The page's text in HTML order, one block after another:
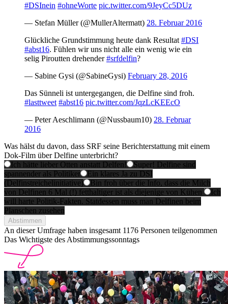
#DSInein #ohneWorte pic.twitter.com/9JeyCc5DUz
— Stefan Müller (@MullerAltermatt) 28. Februar 2016
Glückliche Grundstimmung heute dank Resultat #DSI
#abst16. Fühlen wir uns nicht alle ein wenig wie ein
selig Piroutten drehender#srfdelfin?
— Sabine Gysi (@SabineGysi) February 28, 2016
Das Sünneli ist untergegangen, die Delfine sind froh.
#lasttweet #abst16 pic.twitter.com/JqzLcKEEcO
— Peter Aeschlimann (@Nussbaum10) 28. Februar
2016
Was hälst du davon, dass SRF seine Berichterstattung mit einem
Dok-Film über Delfine unterbricht?
Ich hätte lieber Otten anstatt Delfen!
Super! Delfine sind
spannender als Politiker
Ein klares Ja zu DSI
(Delfinstreichelinitiative)
Bin froh über die Info, dass die Milch
von Delfinen 6 Mal (!) fetthaltiger ist als diejenige von Kühen
Ich
will harte Politik-Fakten. Statdessen muss man Delfinen beim
Planschen zusehen
Abstimmen
An dieser Umfrage haben insgesamt 1176 Personen teilgenommen
Das Wichtigste des Abstimmungssonntags